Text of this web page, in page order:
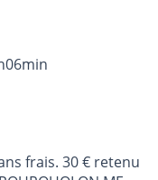
frais. 30 € retenu